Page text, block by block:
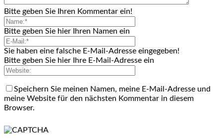
Bitte geben Sie Ihren Kommentar ein!
Bitte geben Sie hier Ihren Namen ein
Sie haben eine falsche E-Mail-Adresse eingegeben!
Bitte geben Sie hier Ihre E-Mail-Adresse ein
Speichern Sie meinen Namen, meine E-Mail-Adresse und
meine Website für den nächsten Kommentar in diesem
Browser.